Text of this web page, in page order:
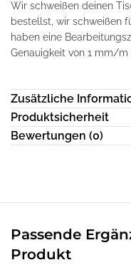
Wir schweißen deinen
bestellst, wir schweißen
haben eine
Genauigkeit von 1 mm/m
Zusätzliche
Produktsicherheit
Bewertungen (0)
Passende
Produkt